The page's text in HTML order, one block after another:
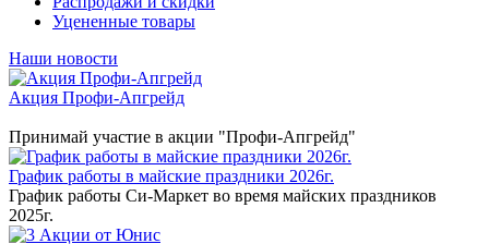
Уцененные товары
Наши новости
Акция Профи-Апгрейд
Принимай участие в акции "Профи-Апгрейд"
График работы в майские праздники 2026г.
График работы Си-Маркет во время майских праздников
2025г.